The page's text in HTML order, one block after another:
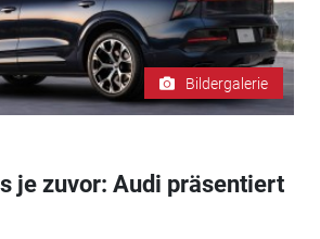
Bildergalerie
je zuvor: Audi präsentiert